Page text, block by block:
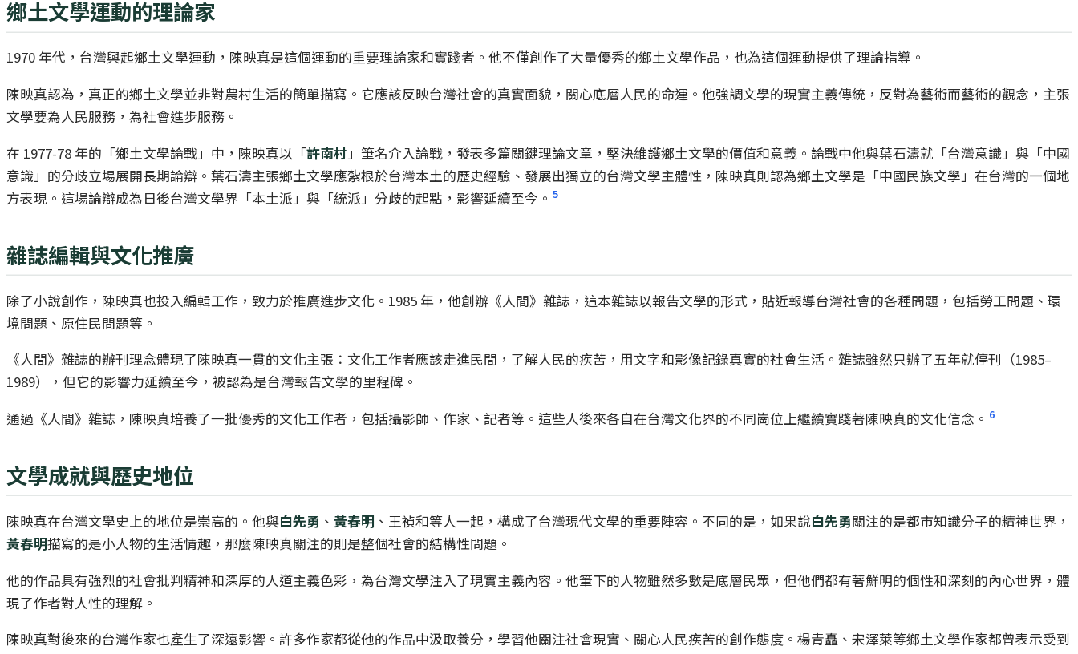
鄉土文學運動的理論家
1970 年代，台灣興起鄉土文學運動，陳映真是這個運動的重要理論家和實踐者。他不僅創作了大量優秀的鄉土文學作品，也為這個運動提供了理論指導。
陳映真認為，真正的鄉土文學並非對農村生活的簡單描寫。它應該反映台灣社會的真實面貌，關心底層人民的命運。他強調文學的現實主義傳統，反對為藝術而藝術的觀念，主張
文學要為人民服務，為社會進步服務。
在 1977-78 年的「鄉土文學論戰」中，陳映真以「許南村 」筆名介入論戰，發表多篇關鍵理論文章，堅決維護鄉土文學的價值和意義。論戰中他與葉石濤就「台灣意識」與「中國
意識」的分歧立場展開長期論辯。葉石濤主張鄉土文學應紮根於台灣本土的歷史經驗、發展出獨立的台灣文學主體性，陳映真則認為鄉土文學是「中國民族文學」在台灣的一個地
方表現。這場論辯成為日後台灣文學界「本土派」與「統派」分歧的起點，影響延續至今。 5
雜誌編輯與文化推廣
除了小說創作，陳映真也投入編輯工作，致力於推廣進步文化。1985 年，他創辦《人間》雜誌，這本雜誌以報告文學的形式，貼近報導台灣社會的各種問題，包括勞工問題、環
境問題、原住民問題等。
《人間》雜誌的辦刊理念體現了陳映真一貫的文化主張：文化工作者應該走進民間，了解人民的疾苦，用文字和影像記錄真實的社會生活。雜誌雖然只辦了五年就停刊（1985–
1989），但它的影響力延續至今，被認為是台灣報告文學的里程碑。
通過《人間》雜誌，陳映真培養了一批優秀的文化工作者，包括攝影師、作家、記者等。這些人後來各自在台灣文化界的不同崗位上繼續實踐著陳映真的文化信念。 6
文學成就與歷史地位
陳映真在台灣文學史上的地位是崇高的。他與白先勇 、 黃春明 、王禎和等人一起，構成了台灣現代文學的重要陣容。不同的是，如果說白先勇關注的是都市知識分子的精神世界，
黃春明描寫的是小人物的生活情趣，那麼陳映真關注的則是整個社會的結構性問題。
他的作品具有強烈的社會批判精神和深厚的人道主義色彩，為台灣文學注入了現實主義內容。他筆下的人物雖然多數是底層民眾，但他們都有著鮮明的個性和深刻的內心世界，體
現了作者對人性的理解。
陳映真對後來的台灣作家也產生了深遠影響。許多作家都從他的作品中汲取養分，學習他關注社會現實、關心人民疾苦的創作態度。楊青矗、宋澤萊等鄉土文學作家都曾表示受到